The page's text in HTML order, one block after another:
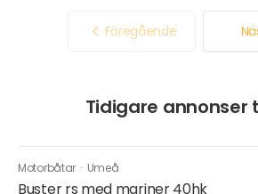
Föregående
Tidigare annonser
Motorbåtar · Umeå
Buster rs med mariner 40hk